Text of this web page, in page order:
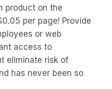
product on the
per page! Provide
or web
access to
eliminate risk of
has never been so